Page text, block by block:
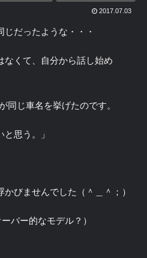
2017.07.03
だったような・・・
なくて、自分から話し始め
同じ車名を挙げたのです。
と思う。」
びませんでした（＾＿＾；）
バー的なモデル？）